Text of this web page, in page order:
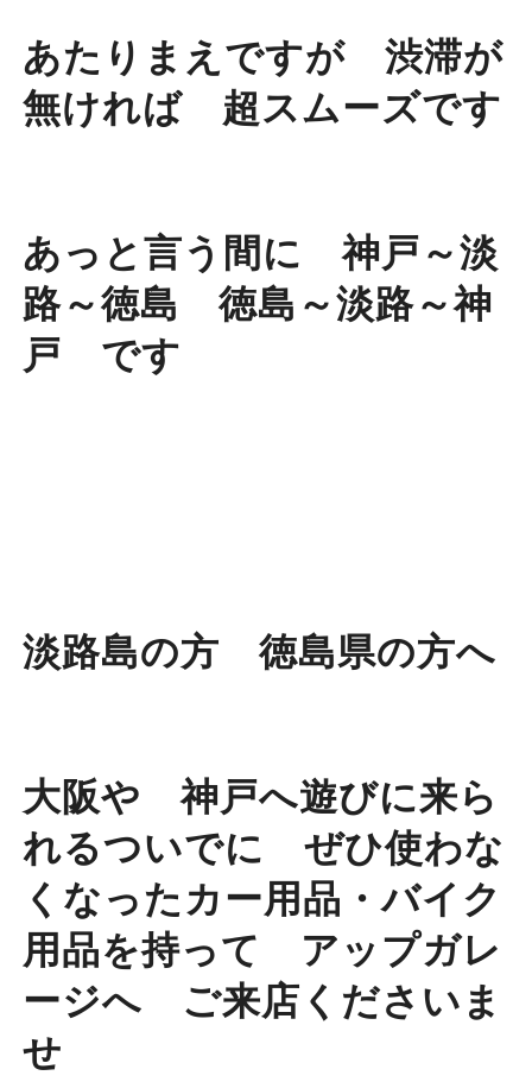
あたりまえですが 渋滞が
無ければ 超スムーズです
あっと言う間に 神戸～淡
路～徳島 徳島～淡路～神
戸 です
淡路島の方 徳島県の方へ
大阪や 神戸へ遊びに来ら
れるついでに ぜひ使わな
くなったカー用品・バイク
用品を持って アップガレ
ージへ ご来店くださいま
せ